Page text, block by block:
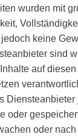
wurden mit
keine
sind
auf
oder
oder